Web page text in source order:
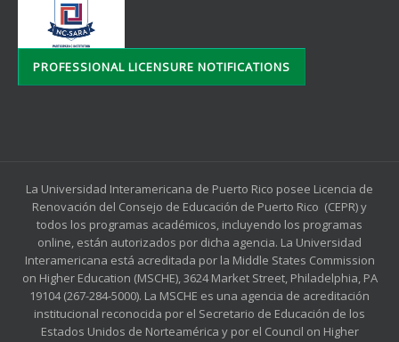
PROFESSIONAL LICENSURE NOTIFICATIONS
La Universidad Interamericana de Puerto Rico posee Licencia de
Renovación del Consejo de Educación de Puerto Rico (CEPR) y
todos los programas académicos, incluyendo los programas
online, están autorizados por dicha agencia. La Universidad
Interamericana está acreditada por la Middle States Commission
on Higher Education (MSCHE), 3624 Market Street, Philadelphia, PA
19104 (267-284-5000). La MSCHE es una agencia de acreditación
institucional reconocida por el Secretario de Educación de los
Estados Unidos de Norteamérica y por el Council on Higher